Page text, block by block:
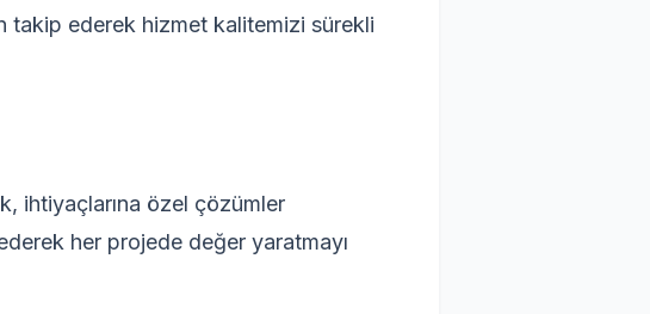
takip ederek hizmet kalitemizi sürekli
ihtiyaçlarına özel çözümler
her projede değer yaratmayı